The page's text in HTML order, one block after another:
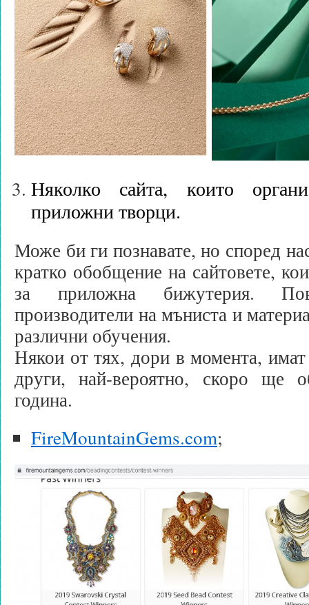
Няколко сайта, които
приложни творци.
Може би ги познавате, но според
кратко обобщение на сайтовете,
за приложна бижутерия.
производители на мъниста и
различни обучения.
Някои от тях, дори в момента,
други, най-вероятно, скоро ще
година.
FireMountainGems.com;